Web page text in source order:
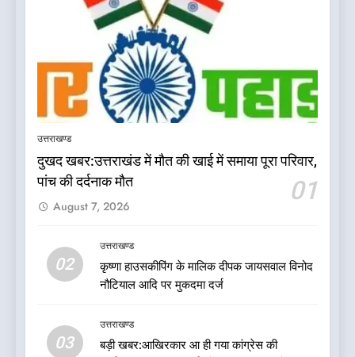
उत्तराखण्ड
दुखद खबर:उत्तराखंड में मौत की खाई में समाया पूरा परिवार,
पांच की दर्दनाक मौत
01
August 7, 2026
02
उत्तराखण्ड
कृष्णा हाउसकीपिंग के मालिक दीपक जायसवाल विनोद
नौटियाल आदि पर मुकदमा दर्ज
03
उत्तराखण्ड
बड़ी खबर:आखिरकार आ ही गया कांग्रेस की
5
देखें वीडियो:कांग्रेस का 2027 के
चुनाव जीतने पर फोकस पूरा, लेकिन
को लेकर क्या बोले गोदियाल
6
उत्तराखण्ड